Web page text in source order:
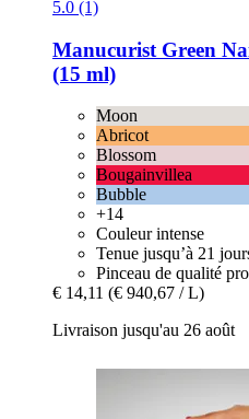
5.0 (1)
Manucurist Green
(15 ml)
Moon
Abricot
Blossom
Bougainvillea
Bubble
+14
Couleur intense
Tenue jusqu’à 21
Pinceau de qualité
€ 14,11 (€ 940,67 / L)
Livraison jusqu'au 26 août